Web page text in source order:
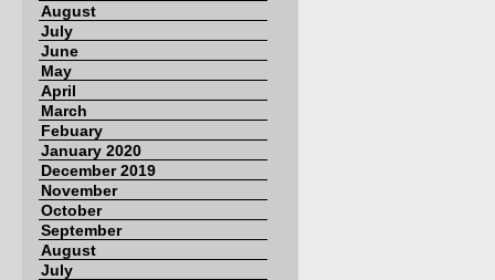
August
July
June
May
April
March
Febuary
January 2020
December 2019
November
October
September
August
July